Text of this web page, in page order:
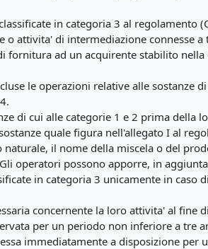
in categoria 3 al regolamento
attivita' di intermediazione connesse a
fornitura ad un acquirente stabilito
le operazioni relative alle sostanze
di cui alle categorie 1 e 2 prima della
quale figura nell'allegato I al
il nome della miscela o del
operatori possono apporre, in
in categoria 3 unicamente in
concernente la loro attivita' al fine
per un periodo non inferiore a tre
immediatamente a disposizione